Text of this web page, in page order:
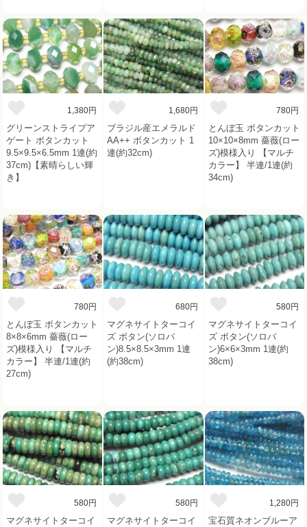
1,380円
グリーンストライプア
ゲート ボタンカット
9.5×9.5×6.5mm 1連(約
37cm)【素晴らしい輝
き】
1,680円
ブラジル産エメラルド
AA++ ボタンカット 1
連(約32cm)
780円
とんぼ玉 ボタンカット
10×10×8mm 薔薇(ロー
ズ)模様入り 【マルチ
カラー】 半連/1連(約
34cm)
780円
とんぼ玉 ボタンカット
8×8×6mm 薔薇(ロー
ズ)模様入り 【マルチ
カラー】 半連/1連(約
27cm)
680円
マグネサイトターコイ
ズ ボタン(ソロバ
ン)8.5×8.5×3mm 1連
(約38cm)
580円
マグネサイトターコイ
ズ ボタン(ソロバ
ン)6×6×3mm 1連(約
38cm)
580円
マグネサイトターコイ
580円
マグネサイトターコイ
1,280円
宝石質ネオンブルーア